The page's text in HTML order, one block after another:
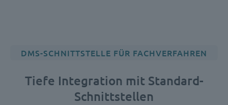
DMS-SCHNITTSTELLE FÜR FACHVERFAHREN
Tiefe Integration mit Standard-
Schnittstellen